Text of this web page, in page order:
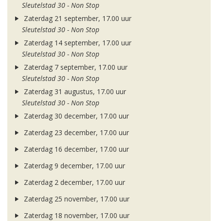
Sleutelstad 30 - Non Stop
Zaterdag 21 september, 17.00 uur
Sleutelstad 30 - Non Stop
Zaterdag 14 september, 17.00 uur
Sleutelstad 30 - Non Stop
Zaterdag 7 september, 17.00 uur
Sleutelstad 30 - Non Stop
Zaterdag 31 augustus, 17.00 uur
Sleutelstad 30 - Non Stop
Zaterdag 30 december, 17.00 uur
Zaterdag 23 december, 17.00 uur
Zaterdag 16 december, 17.00 uur
Zaterdag 9 december, 17.00 uur
Zaterdag 2 december, 17.00 uur
Zaterdag 25 november, 17.00 uur
Zaterdag 18 november, 17.00 uur